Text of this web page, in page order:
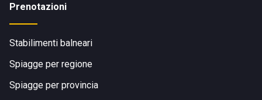
Prenotazioni
Stabilimenti balneari
Spiagge per regione
Spiagge per provincia